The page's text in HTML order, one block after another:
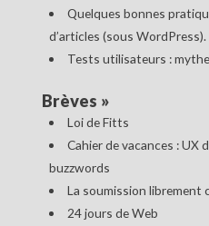
Quelques bonnes
d’articles (sous WordPress).
Tests utilisateurs :
Brèves »
Loi de Fitts
Cahier de vacances : UX
buzzwords
La soumission librement
24 jours de Web